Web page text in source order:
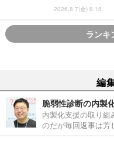
2026.8.7(金) 8:15
ランキ
編
脆弱性診断の内製
内製化支援の取り組
のだが毎回返事は芳